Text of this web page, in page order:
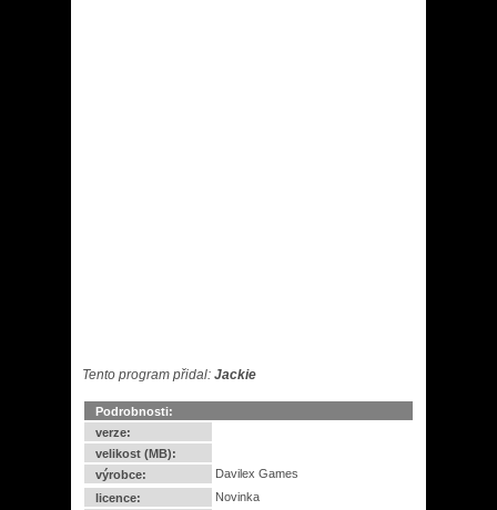
Tento program přidal: Jackie
Podrobnosti:
verze:
velikost (MB):
výrobce:
Davilex Games
licence:
Novinka